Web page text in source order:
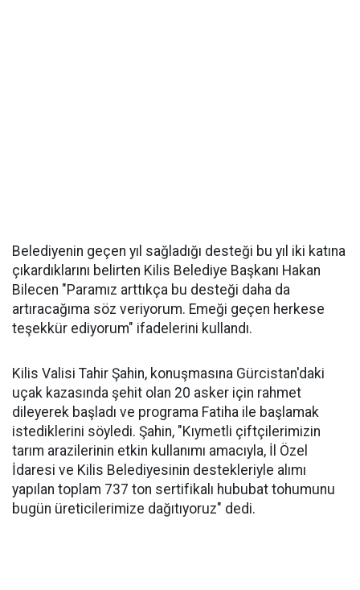
Belediyenin geçen yıl sağladığı desteği bu yıl iki katına
çıkardıklarını belirten Kilis Belediye Başkanı Hakan
Bilecen "Paramız arttıkça bu desteği daha da
artıracağıma söz veriyorum. Emeği geçen herkese
teşekkür ediyorum" ifadelerini kullandı.
Kilis Valisi Tahir Şahin, konuşmasına Gürcistan'daki
uçak kazasında şehit olan 20 asker için rahmet
dileyerek başladı ve programa Fatiha ile başlamak
istediklerini söyledi. Şahin, "Kıymetli çiftçilerimizin
tarım arazilerinin etkin kullanımı amacıyla, İl Özel
İdaresi ve Kilis Belediyesinin destekleriyle alımı
yapılan toplam 737 ton sertifikalı hububat tohumunu
bugün üreticilerimize dağıtıyoruz" dedi.